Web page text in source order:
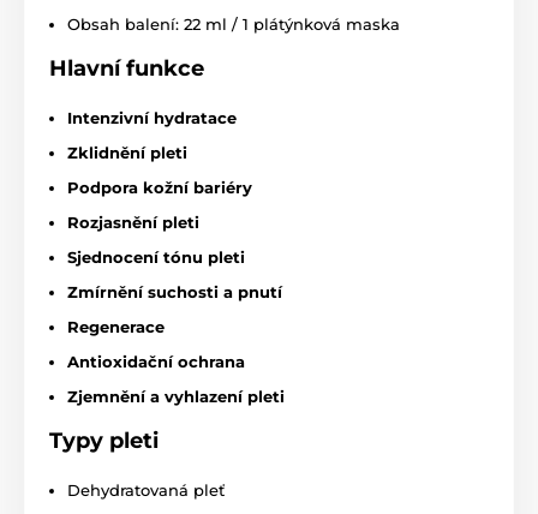
Obsah balení: 22 ml / 1 plátýnková maska
Hlavní funkce
Intenzivní hydratace
Zklidnění pleti
Podpora kožní bariéry
Rozjasnění pleti
Sjednocení tónu pleti
Zmírnění suchosti a pnutí
Regenerace
Antioxidační ochrana
Zjemnění a vyhlazení pleti
Typy pleti
Dehydratovaná pleť